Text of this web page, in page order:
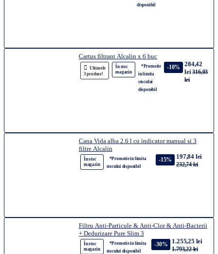
disponibil
Cartus filtrant Alcalin x 6 buc
Ultimele
3 produse!
În stoc
magazin
*Promotie
in limita
stocului
disponibil
-10%
284,42
lei 316,03
lei
Cana Vida alba 2.6 l cu indicator manual si 3
filtre Alcalin
În stoc
magazin
*Promotie in limita
stocului disponibil
-15% 197,84 lei
232,74 lei
Filtru Anti-Particule & Anti-Clor & Anti-Bacterii
+ Dedurizare Pure Slim 3
În stoc
magazin
*Promotie in limita
stocului disponibil
-30% 1.255,25 lei
1.793,22 lei